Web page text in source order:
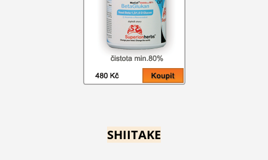
SHIITAKE